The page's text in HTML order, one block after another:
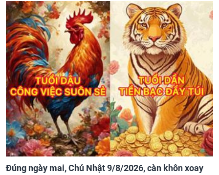
Đúng ngày mai, Chủ Nhật 9/8/2026, càn khôn xoay